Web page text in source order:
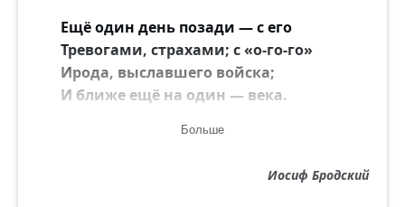
Ещё один день позади — с его
Тревогами, страхами; с «о-го-го»
Ирода, выславшего войска;
И ближе ещё на один — века.
Спокойно им было в ту ночь втроём.
Чтоб не тревожить их. Только мул
Больше
Иосиф Бродский